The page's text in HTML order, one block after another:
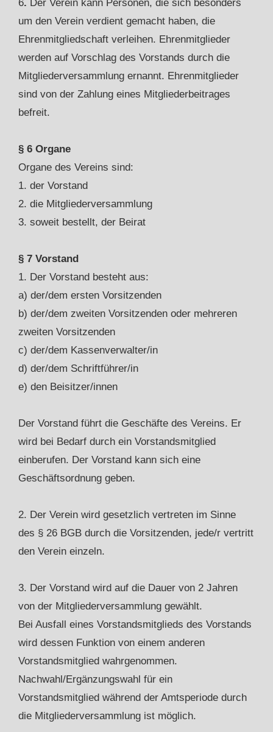
6. Der Verein kann Personen, die sich besonders
um den Verein verdient gemacht haben, die
Ehrenmitgliedschaft verleihen. Ehrenmitglieder
werden auf Vorschlag des Vorstands durch die
Mitgliederversammlung ernannt. Ehrenmitglieder
sind von der Zahlung eines Mitgliederbeitrages
befreit.
§ 6 Organe
Organe des Vereins sind:
1. der Vorstand
2. die Mitgliederversammlung
3. soweit bestellt, der Beirat
§ 7 Vorstand
1. Der Vorstand besteht aus:
a) der/dem ersten Vorsitzenden
b) der/dem zweiten Vorsitzenden oder mehreren
zweiten Vorsitzenden
c) der/dem Kassenverwalter/in
d) der/dem Schriftführer/in
e) den Beisitzer/innen
Der Vorstand führt die Geschäfte des Vereins. Er
wird bei Bedarf durch ein Vorstandsmitglied
einberufen. Der Vorstand kann sich eine
Geschäftsordnung geben.
2. Der Verein wird gesetzlich vertreten im Sinne
des § 26 BGB durch die Vorsitzenden, jede/r vertritt
den Verein einzeln.
3. Der Vorstand wird auf die Dauer von 2 Jahren
von der Mitgliederversammlung gewählt.
Bei Ausfall eines Vorstandsmitglieds des Vorstands
wird dessen Funktion von einem anderen
Vorstandsmitglied wahrgenommen.
Nachwahl/Ergänzungswahl für ein
Vorstandsmitglied während der Amtsperiode durch
die Mitgliederversammlung ist möglich.